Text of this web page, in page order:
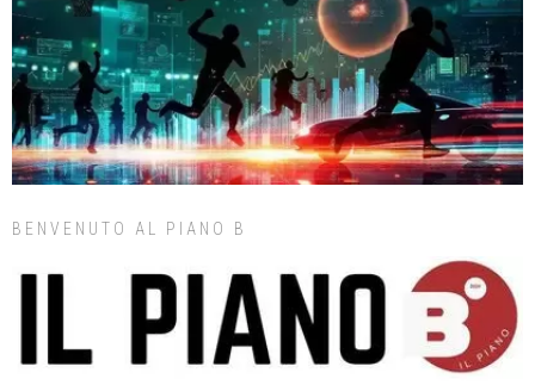
BENVENUTO AL PIANO B